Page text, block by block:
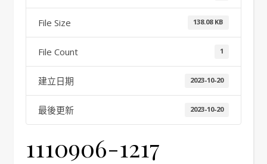
File Size 138.08 KB
File Count 1
建立日期 2023-10-20
最後更新 2023-10-20
1110906-1217